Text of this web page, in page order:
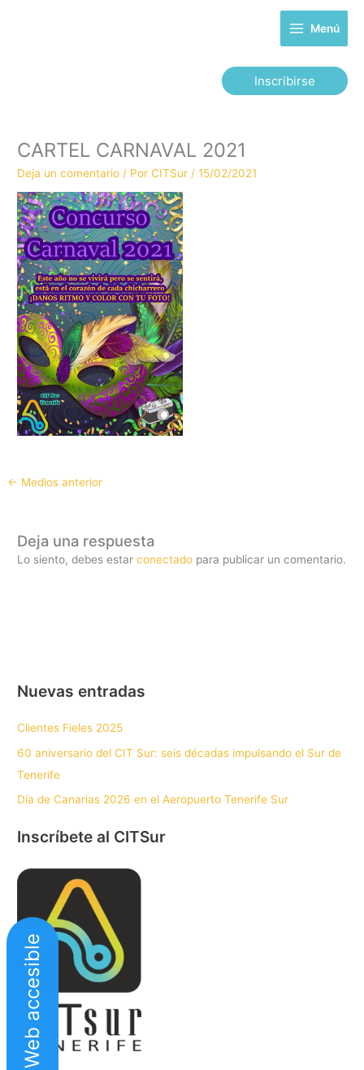
Menú
Inscribirse
CARTEL CARNAVAL 2021
Deja un comentario / PorCITSur /15/02/2021
← Medios anterior
Deja una respuesta
Lo siento, debes estarconectado para publicar un comentario.
Nuevas entradas
Clientes Fieles 2025
60 aniversario del CIT Sur: seis décadas impulsando el Sur de
Tenerife
Día de Canarias 2026 en el Aeropuerto Tenerife Sur
Inscríbete al CITSur
Web accesible